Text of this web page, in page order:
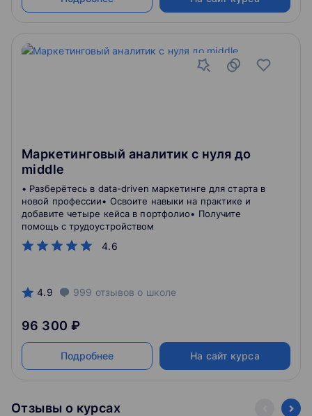
Маркетинговый аналитик с нуля до
middle
4.6
• Разберётесь в data-driven маркетинге для старта в
новой профессии• Освоите навыки на практике и
добавите четыре кейса в портфолио• Получите
помощь с трудоустройством
4.9 999 отзывов о школе
96 300 ₽
Подробнее На сайт курса
Отзывы о курсах